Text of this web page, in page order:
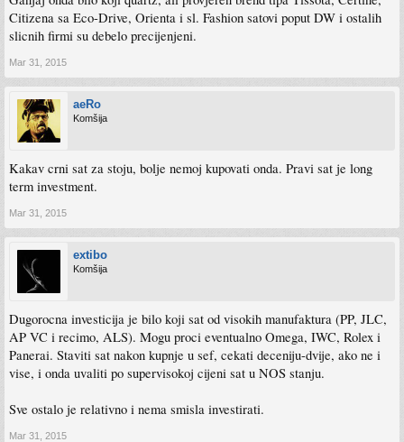
Citizena sa Eco-Drive, Orienta i sl. Fashion satovi poput DW i ostalih
slicnih firmi su debelo precijenjeni.
Mar 31, 2015
aeRo
Komšija
Kakav crni sat za stoju, bolje nemoj kupovati onda. Pravi sat je long
term investment.
Mar 31, 2015
extibo
Komšija
Dugorocna investicija je bilo koji sat od visokih manufaktura (PP, JLC,
AP VC i recimo, ALS). Mogu proci eventualno Omega, IWC, Rolex i
Panerai. Staviti sat nakon kupnje u sef, cekati deceniju-dvije, ako ne i
vise, i onda uvaliti po supervisokoj cijeni sat u NOS stanju.
Sve ostalo je relativno i nema smisla investirati.
Mar 31, 2015